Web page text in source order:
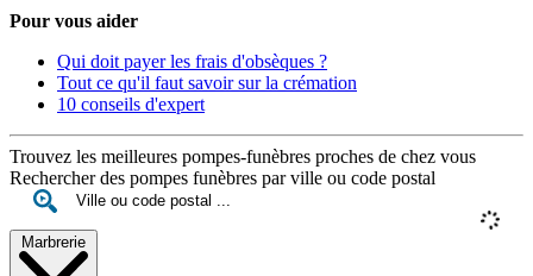
Pour vous aider
Qui doit payer les frais d'obsèques ?
Tout ce qu'il faut savoir sur la crémation
10 conseils d'expert
Trouvez les meilleures pompes-funèbres proches de chez vous
Rechercher des pompes funèbres par ville ou code postal
Marbrerie